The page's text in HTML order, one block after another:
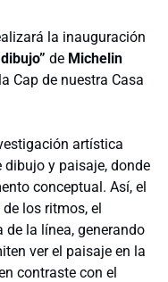
la inauguración
de Michelin
Cap de nuestra Casa
artística
y paisaje, donde
conceptual. Así, el
los ritmos, el
la línea, generando
ver el paisaje en la
contraste con el